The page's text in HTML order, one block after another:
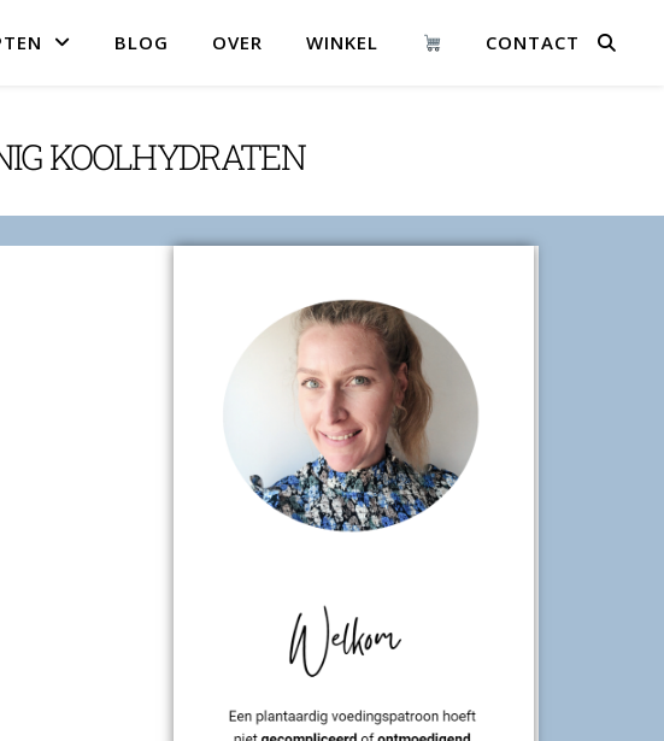
BLOG OVER WINKEL CONTACT
KOOLHYDRATEN